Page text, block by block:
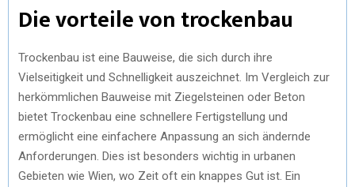
Die vorteile von trockenbau
Trockenbau ist eine Bauweise, die sich durch ihre
Vielseitigkeit und Schnelligkeit auszeichnet. Im Vergleich zur
herkömmlichen Bauweise mit Ziegelsteinen oder Beton
bietet Trockenbau eine schnellere Fertigstellung und
ermöglicht eine einfachere Anpassung an sich ändernde
Anforderungen. Dies ist besonders wichtig in urbanen
Gebieten wie Wien, wo Zeit oft ein knappes Gut ist. Ein